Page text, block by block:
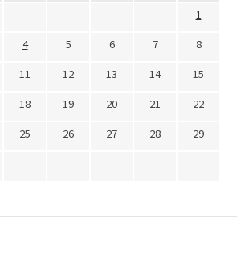
1
4 5 6 7
8
11 12 13 14
15
18 19 20 21
22
25 26 27 28
29